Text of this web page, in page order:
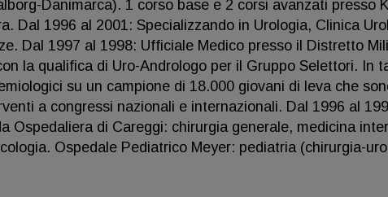
Danimarca). 1 corso base e 2 corsi avanzati presso
Dal 1996 al 2001: Specializzando in Urologia, Clinica
Dal 1997 al 1998: Ufficiale Medico presso il Distretto
la qualifica di Uro-Andrologo per il Gruppo Selettori. In
su un campione di 18.000 giovani di leva che
a congressi nazionali e internazionali. Dal 1996 al
Ospedaliera di Careggi: chirurgia generale, medicina
Ospedale Pediatrico Meyer: pediatria (chirurgia-